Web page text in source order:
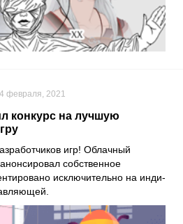
4 февраля, 2021
конкурс на лучшую
игр! Облачный
анонсировал собственное
исключительно на инди-